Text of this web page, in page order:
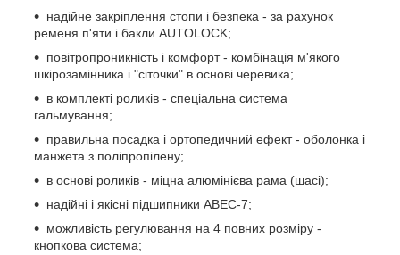
надійне закріплення стопи і безпека - за рахунок
ременя п'яти і бакли AUTОLOCK;
повітропроникність і комфорт - комбінація м'якого
шкірозамінника і "сіточки" в основі черевика;
в комплекті роликів - спеціальна система
гальмування;
правильна посадка і ортопедичний ефект - оболонка і
манжета з поліпропілену;
в основі роликів - міцна алюмінієва рама (шасі);
надійні і якісні підшипники ABEC-7;
можливість регулювання на 4 повних розміру -
кнопкова система;